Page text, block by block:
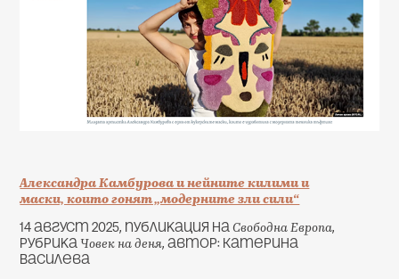
Александра Камбурова и нейните килими и
маски, които гонят „модерните зли сили“
14 август 2025, публикация наСвободна Европа,
рубрика Човек на деня, автор: Катерина
Василева